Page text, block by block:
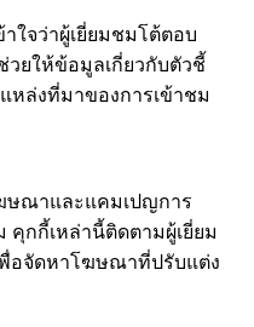
ใจว่าผู้เยี่ยมชมโต้ตอบ
วยให้ข้อมูลเกี่ยวกับตัวชี้
หล่งที่มาของการเข้าชม
ษณาและแคมเปญการ
คุกกี้เหล่านี้ติดตามผู้เยี่ยม
อจัดหาโฆษณาที่ปรับแต่ง